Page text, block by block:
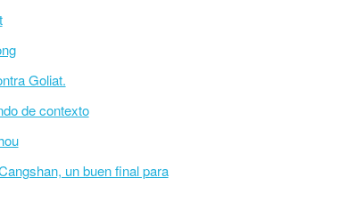
Goliat.
de contexto
un buen final para